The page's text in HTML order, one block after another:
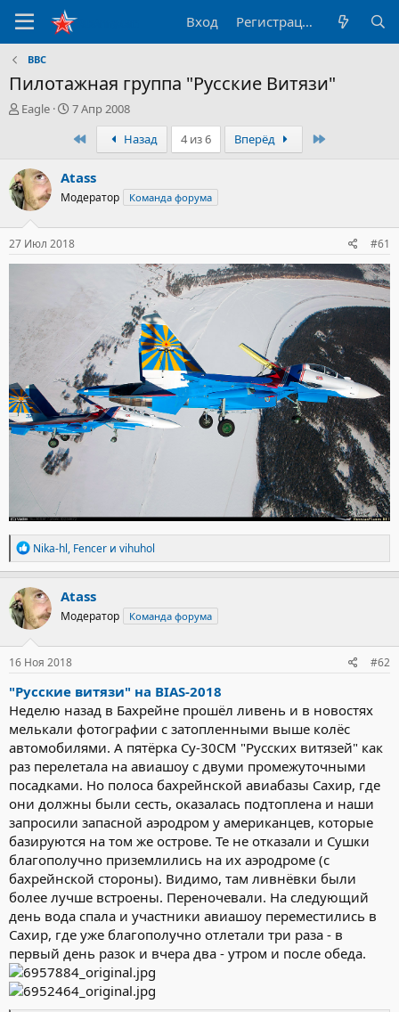
Вход Регистрация
ВВС
Пилотажная группа "Русские Витязи"
А
р
т
е
м
ы
Eagle
Д
т
н
а
ч
л
а
7 Апр 2008
ПервыйНазад 4 из 6 Вперёд
Atass
Модератор Команда форума
27 Июл 2018 #61
Р
е
а
к
ц
и
и
:
Nika-hl, Fencer и vihuhol
Atass
Модератор Команда форума
16 Ноя 2018 #62
"Русские витязи" на BIAS-2018
Неделю назад в Бахрейне прошёл ливень и в новостях
мелькали фотографии с затопленными выше колёс
автомобилями. А пятёрка Су-30СМ "Русских витязей" как
раз перелетала на авиашоу с двуми промежуточными
посадками. Но полоса бахрейнской авиабазы Сахир, где
они должны были сесть, оказалась подтоплена и наши
запросили запасной аэродром у американцев, которые
базируются на том же острове. Те не отказали и Сушки
благополучно приземлились на их аэродроме (с
бахрейнской стороны). Видимо, там ливнёвки были
более лучше встроены. Переночевали. На следующий
день вода спала и участники авиашоу переместились в
Сахир, где уже благополучно отлетали три раза - в
первый день разок и вчера два - утром и после обеда.